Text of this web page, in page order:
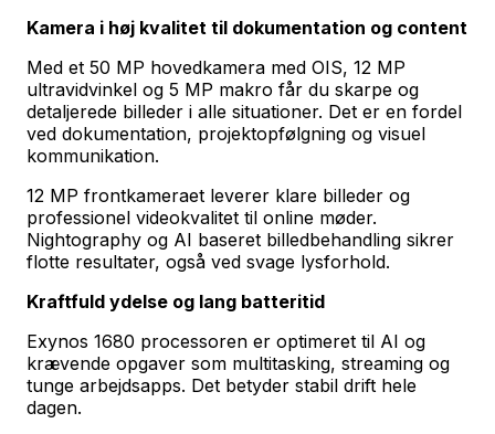
Kamera i høj kvalitet til dokumentation og content
Med et 50 MP hovedkamera med OIS, 12 MP
ultravidvinkel og 5 MP makro får du skarpe og
detaljerede billeder i alle situationer. Det er en fordel
ved dokumentation, projektopfølgning og visuel
kommunikation.
12 MP frontkameraet leverer klare billeder og
professionel videokvalitet til online møder.
Nightography og AI baseret billedbehandling sikrer
flotte resultater, også ved svage lysforhold.
Kraftfuld ydelse og lang batteritid
Exynos 1680 processoren er optimeret til AI og
krævende opgaver som multitasking, streaming og
tunge arbejdsapps. Det betyder stabil drift hele
dagen.